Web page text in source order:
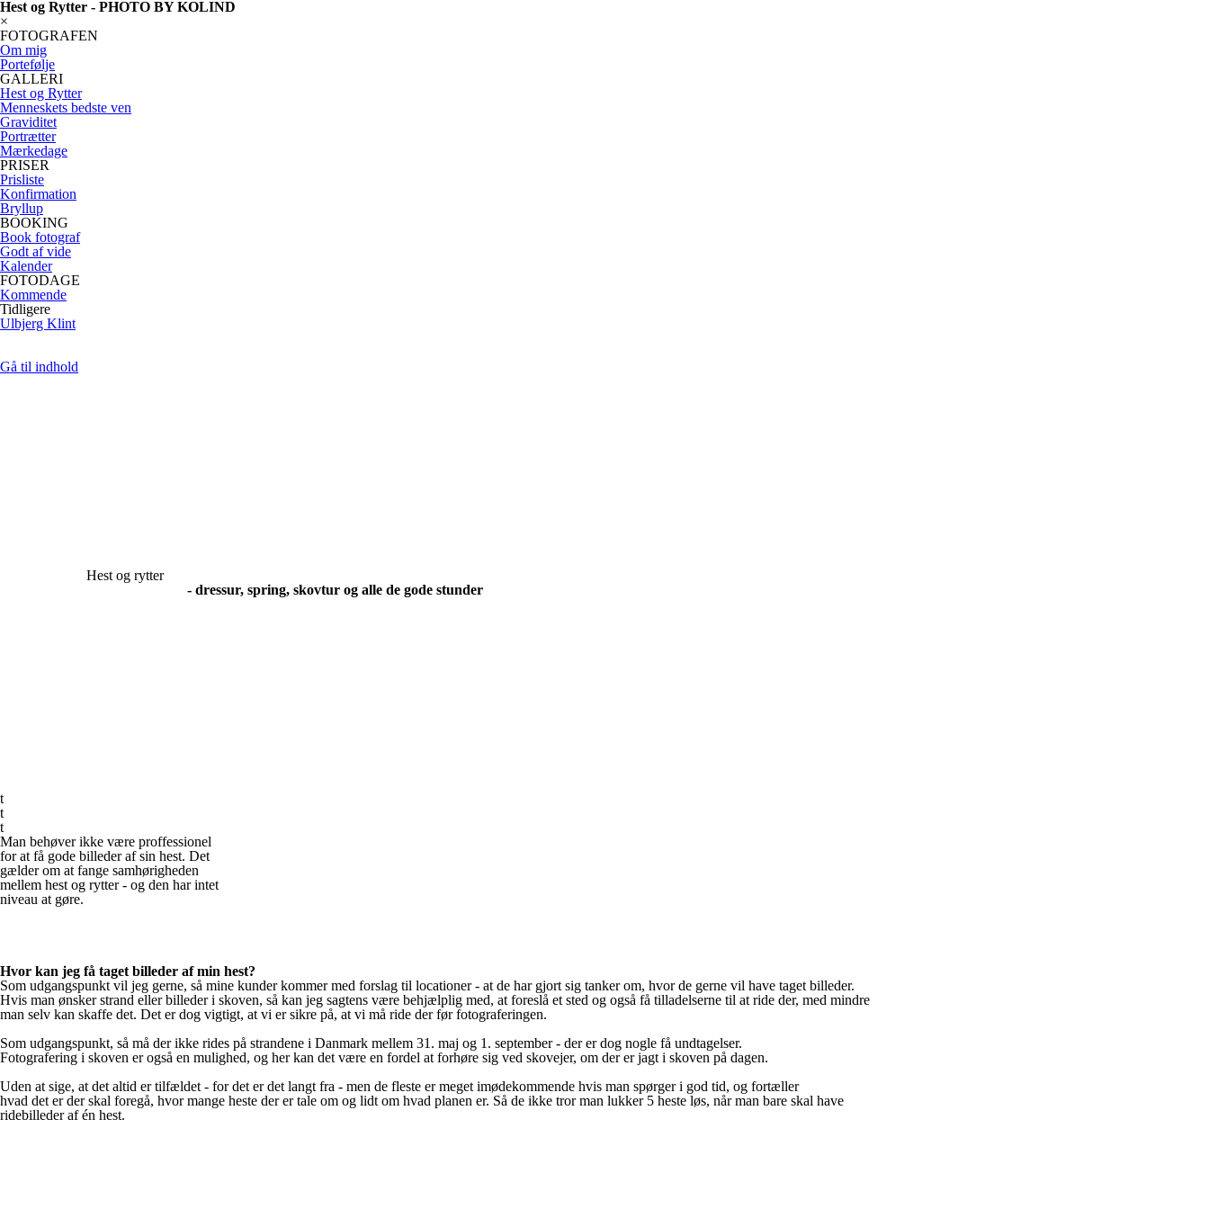
Hest og Rytter - PHOTO BY KOLIND
×
FOTOGRAFEN
Om mig
Portefølje
GALLERI
Hest og Rytter
Menneskets bedste ven
Graviditet
Portrætter
Mærkedage
PRISER
Prisliste
Konfirmation
Bryllup
BOOKING
Book fotograf
Godt af vide
Kalender
FOTODAGE
Kommende
Tidligere
Ulbjerg Klint
Gå til indhold
Hest og rytter
- dressur, spring, skovtur og alle de gode stunder
t
t
t
Man behøver ikke være proffessionel
for at få gode billeder af sin hest. Det
gælder om at fange samhørigheden
mellem hest og rytter - og den har intet
niveau at gøre.
Hvor kan jeg få taget billeder af min hest?
Som udgangspunkt vil jeg gerne, så mine kunder kommer med forslag til locationer - at de har gjort sig tanker om, hvor de gerne vil have taget billeder.
Hvis man ønsker strand eller billeder i skoven, så kan jeg sagtens være behjælplig med, at foreslå et sted og også få tilladelserne til at ride der, med mindre
man selv kan skaffe det. Det er dog vigtigt, at vi er sikre på, at vi må ride der før fotograferingen.
Som udgangspunkt, så må der ikke rides på strandene i Danmark mellem 31. maj og 1. september - der er dog nogle få undtagelser.
Fotografering i skoven er også en mulighed, og her kan det være en fordel at forhøre sig ved skovejer, om der er jagt i skoven på dagen.
Uden at sige, at det altid er tilfældet - for det er det langt fra - men de fleste er meget imødekommende hvis man spørger i god tid, og fortæller
hvad det er der skal foregå, hvor mange heste der er tale om og lidt om hvad planen er. Så de ikke tror man lukker 5 heste løs, når man bare skal have
ridebilleder af én hest.